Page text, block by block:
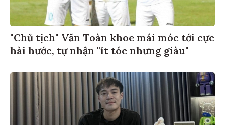
"Chủ tịch" Văn Toàn khoe mái móc tới cực
hài hước, tự nhận "ít tóc nhưng giàu"